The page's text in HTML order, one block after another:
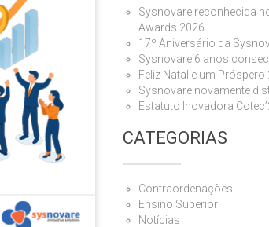
Sysnovare reconhecida
Awards 2026
17º Aniversário da
Sysnovare 6 anos
Feliz Natal e um Próspero
Sysnovare novamente
Estatuto Inovadora
CATEGORIAS
Contraordenações
Ensino Superior
Notícias